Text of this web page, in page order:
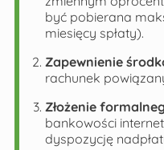
być pobierana
miesięcy spłaty).
Zapewnienie
rachunek
Złożenie
bankowości
dyspozycję